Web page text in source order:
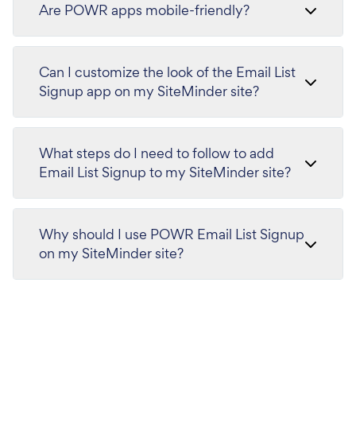
Are POWR apps mobile-friendly?
Can I customize the look of the Email List
Signup app on my SiteMinder site?
What steps do I need to follow to add
Email List Signup to my SiteMinder site?
Why should I use POWR Email List Signup
on my SiteMinder site?